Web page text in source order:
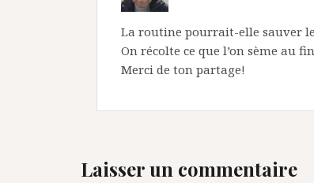
La routine pourrait-elle sauver
On récolte ce que l’on sème au
Merci de ton partage!
Laisser un commentaire